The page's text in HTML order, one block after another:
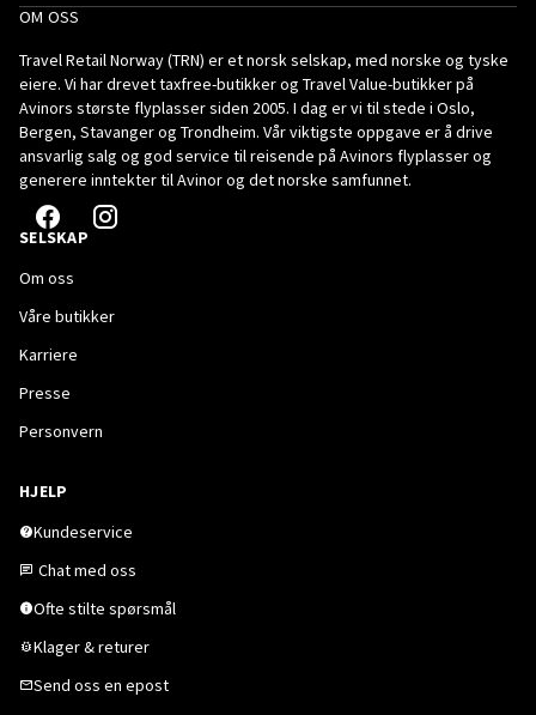
OM OSS
Travel Retail Norway (TRN) er et norsk selskap, med norske og tyske
eiere. Vi har drevet taxfree-butikker og Travel Value-butikker på
Avinors største flyplasser siden 2005. I dag er vi til stede i Oslo,
Bergen, Stavanger og Trondheim. Vår viktigste oppgave er å drive
ansvarlig salg og god service til reisende på Avinors flyplasser og
generere inntekter til Avinor og det norske samfunnet.
SELSKAP
Om oss
Våre butikker
Karriere
Presse
Personvern
HJELP
Kundeservice
Chat med oss
Ofte stilte spørsmål
Klager & returer
Send oss en epost